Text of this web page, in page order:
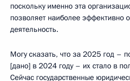
поскольку именно эта
позволяет наиболее эффективно
деятельность.
Могу сказать, что за 2025 год –
[дано] в 2024 году – их стало в
Сейчас государственные